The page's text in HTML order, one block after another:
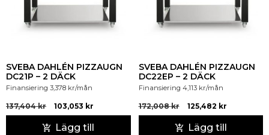
SVEBA DAHLÉN PIZZAUGN
DC21P – 2 DÄCK
Finansiering 3,378 kr/mån
137,404kr 103,053 kr
Lägg till
SVEBA DAHLÉN PIZZAUGN
DC22EP – 2 DÄCK
Finansiering 4,113 kr/mån
172,008kr 125,482 kr
Lägg till